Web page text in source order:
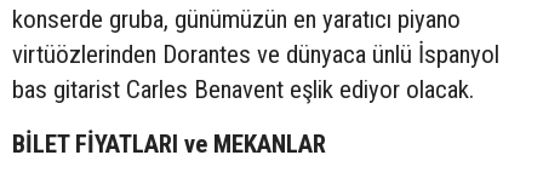
konserde gruba, günümüzün en yaratıcı piyano
virtüözlerinden Dorantes ve dünyaca ünlü İspanyol
bas gitarist Carles Benavent eşlik ediyor olacak.
BİLET FİYATLARI ve MEKANLAR